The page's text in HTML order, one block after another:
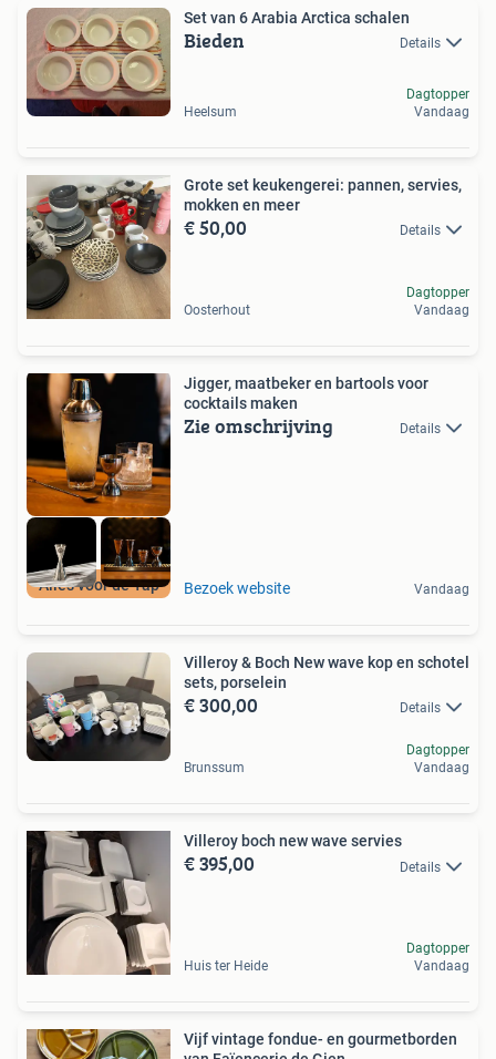
Set van 6 Arabia Arctica schalen
Bieden Details
Heelsum
Dagtopper
Vandaag
Grote set keukengerei: pannen, servies,
mokken en meer
€ 50,00 Details
Oosterhout
Dagtopper
Vandaag
Alles voor de Tap
Jigger, maatbeker en bartools voor
cocktails maken
Zie omschrijving Details
Bezoek website Vandaag
Villeroy & Boch New wave kop en schotel
sets, porselein
€ 300,00 Details
Brunssum
Dagtopper
Vandaag
Villeroy boch new wave servies
€ 395,00 Details
Huis ter Heide
Dagtopper
Vandaag
Vijf vintage fondue- en gourmetborden